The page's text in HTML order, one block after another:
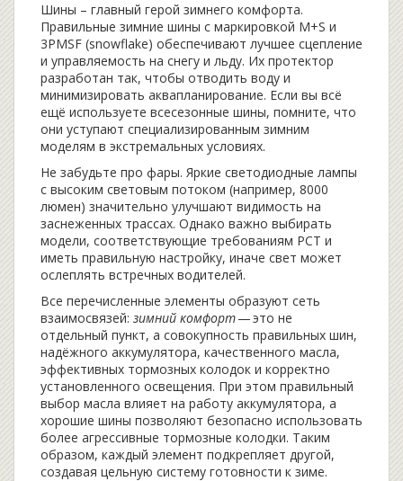
Шины – главный герой зимнего комфорта.
Правильные зимние шины с маркировкой M+S и
3PMSF (snowflake) обеспечивают лучшее сцепление
и управляемость на снегу и льду. Их протектор
разработан так, чтобы отводить воду и
минимизировать аквапланирование. Если вы всё
ещё используете всесезонные шины, помните, что
они уступают специализированным зимним
моделям в экстремальных условиях.
Не забудьте про фары. Яркие светодиодные лампы
с высоким световым потоком (например, 8000
люмен) значительно улучшают видимость на
заснеженных трассах. Однако важно выбирать
модели, соответствующие требованиям РСТ и
иметь правильную настройку, иначе свет может
ослеплять встречных водителей.
Все перечисленные элементы образуют сеть
взаимосвязей: зимний комфорт— это не
отдельный пункт, а совокупность правильных шин,
надёжного аккумулятора, качественного масла,
эффективных тормозных колодок и корректно
установленного освещения. При этом правильный
выбор масла влияет на работу аккумулятора, а
хорошие шины позволяют безопасно использовать
более агрессивные тормозные колодки. Таким
образом, каждый элемент подкрепляет другой,
создавая цельную систему готовности к зиме.